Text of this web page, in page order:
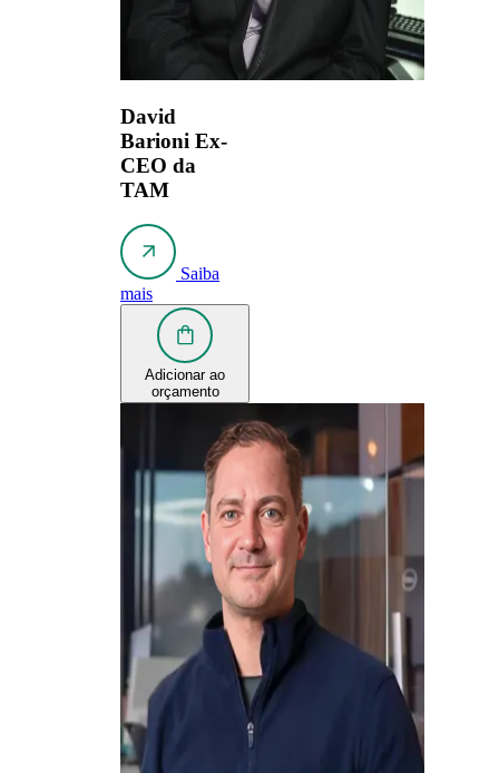
David
Barioni Ex-
CEO da
TAM
Saiba
mais
Adicionar ao
orçamento